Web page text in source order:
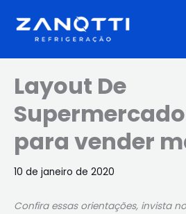
para
conteúdo
Layout De
para vender
10 de janeiro de 2020
Confira essas orientações, invista